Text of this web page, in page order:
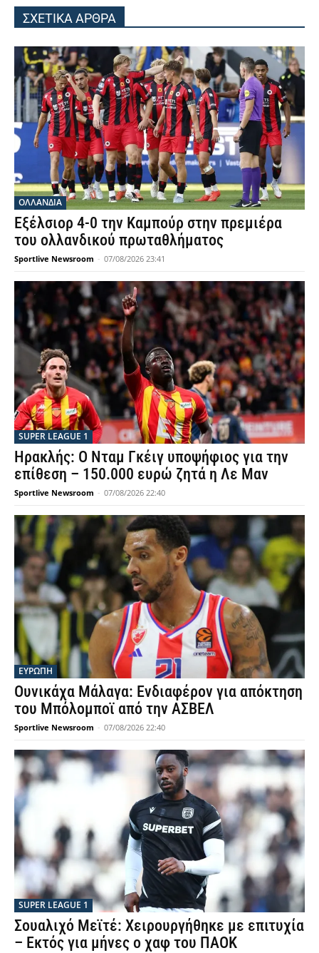
ΣΧΕΤΙΚΑ ΑΡΘΡΑ
OΛΛΑΝΔΊΑ
Εξέλσιορ 4-0 την Καμπούρ στην πρεμιέρα
του ολλανδικού πρωταθλήματος
Sportlive Newsroom - 07/08/2026 23:41
SUPER LEAGUE 1
Ηρακλής: Ο Νταμ Γκέιγ υποψήφιος για την
επίθεση – 150.000 ευρώ ζητά η Λε Μαν
Sportlive Newsroom - 07/08/2026 22:40
ΕΥΡΩΠΗ
Ουνικάχα Μάλαγα: Ενδιαφέρον για απόκτηση
του Μπόλομποϊ από την ΑΣΒΕΛ
Sportlive Newsroom - 07/08/2026 22:40
SUPER LEAGUE 1
Σουαλιχό Μεϊτέ: Χειρουργήθηκε με επιτυχία
– Εκτός για μήνες ο χαφ του ΠΑΟΚ